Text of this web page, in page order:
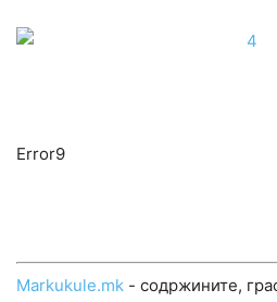
Error9
Markukule.mk - содржините,